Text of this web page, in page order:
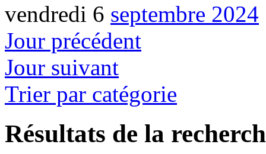
vendredi 6 septembre 2024
Jour précédent
Jour suivant
Trier par catégorie
Résultats de la